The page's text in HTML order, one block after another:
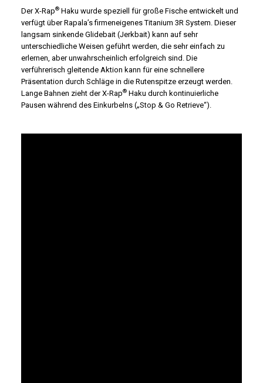
Der X-Rap® Haku wurde speziell für große Fische entwickelt und
verfügt über Rapala’s firmeneigenes Titanium 3R System. Dieser
langsam sinkende Glidebait (Jerkbait) kann auf sehr
unterschiedliche Weisen geführt werden, die sehr einfach zu
erlernen, aber unwahrscheinlich erfolgreich sind. Die
verführerisch gleitende Aktion kann für eine schnellere
Präsentation durch Schläge in die Rutenspitze erzeugt werden.
Lange Bahnen zieht der X-Rap® Haku durch kontinuierliche
Pausen während des Einkurbelns („Stop & Go Retrieve“).